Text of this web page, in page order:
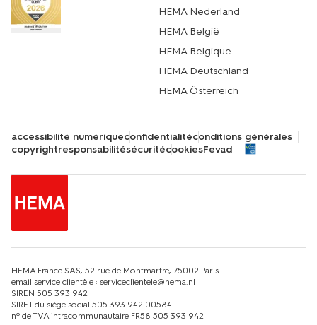
HEMA Nederland
HEMA België
HEMA Belgique
HEMA Deutschland
HEMA Österreich
accessibilité numériqueconfidentialitéconditions générales
copyrightresponsabilitésécuritécookiesFevad
HEMA France SAS, 52 rue de Montmartre, 75002 Paris
email service clientèle : serviceclientele@hema.nl
SIREN 505 393 942
SIRET du siège social 505 393 942 00584
nº de TVA intracommunautaire FR58 505 393 942